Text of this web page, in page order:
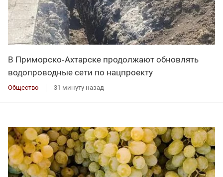
В Приморско‑Ахтарске продолжают обновлять
водопроводные сети по нацпроекту
Общество 31 минуту назад